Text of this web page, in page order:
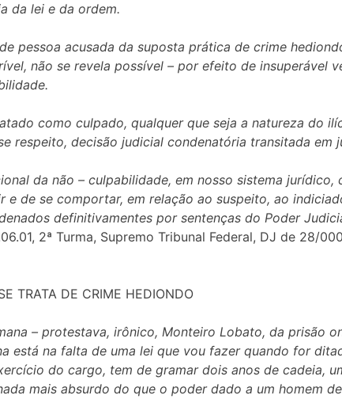
da lei e da ordem.
pessoa acusada da suposta prática de crime
não se revela possível – por efeito de insuperável
como culpado, qualquer que seja a natureza do
respeito, decisão judicial condenatória transitada em
da não – culpabilidade, em nosso sistema
e de se comportar, em relação ao suspeito, ao
definitivamentes por sentenças do Poder
2ª Turma, Supremo Tribunal Federal, DJ de 28/
TRATA DE CRIME HEDIONDO
– protestava, irônico, Monteiro Lobato, da prisão
está na falta de uma lei que vou fazer quando for
do cargo, tem de gramar dois anos de cadeia,
mais absurdo do que o poder dado a um homem